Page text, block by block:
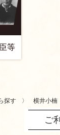
等
探す 横井小楠
ご